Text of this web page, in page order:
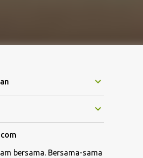
bersama. Bersama-sama